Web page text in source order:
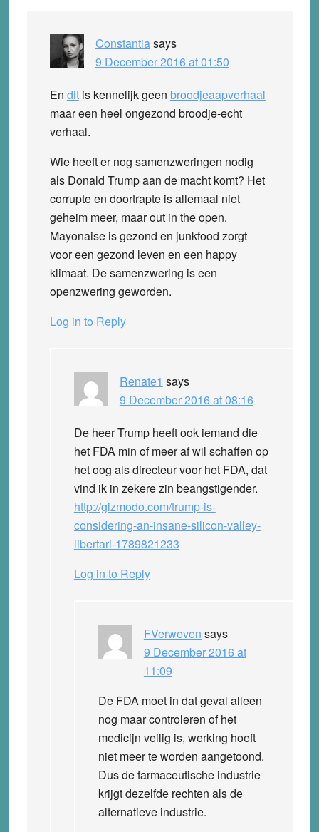
Constantiasays
9 December 2016 at 01:50
En ditis kennelijk geen broodjeaapverhaal
maar een heel ongezond broodje-echt
verhaal.
Wie heeft er nog samenzweringen nodig
als Donald Trump aan de macht komt? Het
corrupte en doortrapte is allemaal niet
geheim meer, maar out in the open.
Mayonaise is gezond en junkfood zorgt
voor een gezond leven en een happy
klimaat. De samenzwering is een
openzwering geworden.
Log in to Reply
Renate1 says
9 December 2016 at 08:16
De heer Trump heeft ook iemand die
het FDA min of meer af wil schaffen op
het oog als directeur voor het FDA, dat
vind ik in zekere zin beangstigender.
http://gizmodo.com/trump-is-
considering-an-insane-silicon-valley-
libertari-1789821233
Log in to Reply
FVerweven says
9 December 2016 at
11:09
De FDA moet in dat geval alleen
nog maar controleren of het
medicijn veilig is, werking hoeft
niet meer te worden aangetoond.
Dus de farmaceutische industrie
krijgt dezelfde rechten als de
alternatieve industrie.